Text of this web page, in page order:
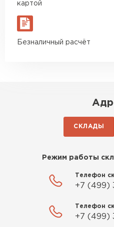
картой
Безналичный расчёт
СКЛАДЫ
Режим работы
Телефон
+7 (499)
Телефон
+7 (499)